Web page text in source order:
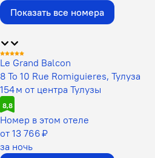
Показать все номера
Le Grand Balcon
8 To 10 Rue Romiguieres, Тулуза
154 м от центра Тулузы
8,8
Номер в этом отеле
от 13 766 ₽
за ночь